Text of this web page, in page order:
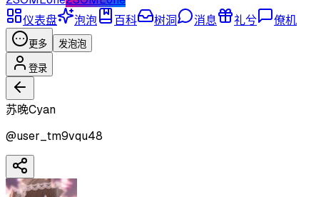
仪表盘
泡泡 百科 树洞 消息 礼兮 僚机
更多 发泡泡
登录
苏晚Cyan
@user_tm9vqu48